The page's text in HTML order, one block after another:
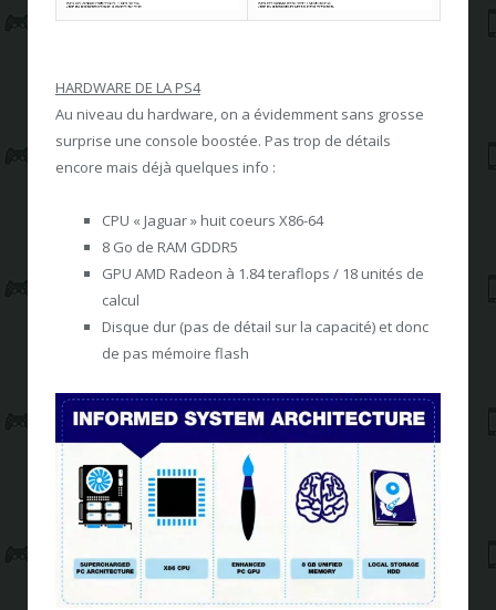
HARDWARE DE LA PS4
Au niveau du hardware, on a évidemment sans grosse
surprise une console boostée. Pas trop de détails
encore mais déjà quelques info :
CPU « Jaguar » huit coeurs X86-64
8 Go de RAM GDDR5
GPU AMD Radeon à 1.84 teraflops / 18 unités de
calcul
Disque dur (pas de détail sur la capacité) et donc
de pas mémoire flash